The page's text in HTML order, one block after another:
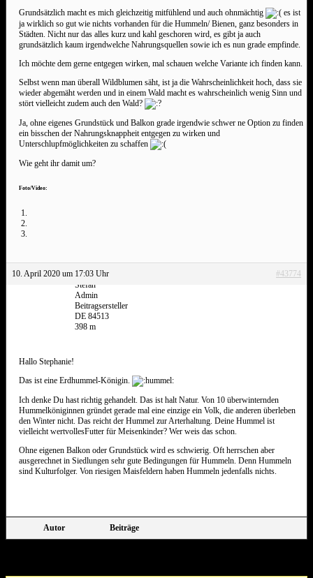
Grundsätzlich macht es mich gleichzeitig mitfühlend und auch ohnmächtig
es ist
ja wirklich so gut wie nichts vorhanden für die Hummeln/ Bienen, ganz besonders in
Städten. Nicht nur das alles kurz und kahl geschoren wird, es gibt ja auch
grundsätzlich kaum irgendwelche Nahrungsquellen sowie ich es nun grade empfinde.
Ich möchte dem gerne entgegen wirken, mal schauen welche Variante ich finden kann.
Selbst wenn man überall Wildblumen säht, ist ja die Wahrscheinlichkeit hoch, dass sie
wieder abgemäht werden und in einem Wald macht es wahrscheinlich wenig Sinn und
stört vielleicht zudem auch den Wald?
Ja, ohne eigenes Grundstück und Balkon grade irgendwie schwer ne Option zu finden
ein bisschen der Nahrungsknappheit entgegen zu wirken und
Unterschlupfmöglichkeiten zu schaffen
Wie geht ihr damit um?
Foto/Video:
10. April 2020 um 17:03 Uhr
#43774
Stefan
Admin
Beitragsersteller
DE 84513
398 m
Hallo Stephanie!
Das ist eine Erdhummel-Königin.
Ich denke Du hast richtig gehandelt. Das ist halt Natur. Von 10 überwinternden
Hummelköniginnen gründet gerade mal eine einzige ein Volk, die anderen überleben
den Winter nicht. Das reicht der Hummel zur Arterhaltung. Deine Hummel ist
vielleicht wertvollesFutter für Meisenkinder? Wer weis das schon.
Ohne eigenen Balkon oder Grundstück wird es schwierig. Oft herrschen aber
ausgerechnet in Siedlungen sehr gute Bedingungen für Hummeln. Denn Hummeln
sind Kulturfolger. Von riesigen Maisfeldern haben Hummeln jedenfalls nichts.
Autor Beiträge